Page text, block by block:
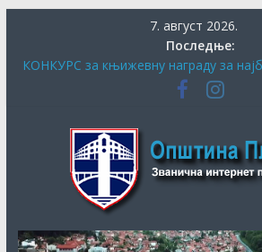
цонтент
7. август 2026.
Последње:
КОНКУРС за књижевну награду за
књигу и за најбољу необјављену
ПЉЕВАЉСКИ ФЕСТИВАЛ КЊИГЕ
СЕКРЕТАРИЈАТ ЗА КУЛТУРУ,
ПИТАЊА ОБЕЗБИЈЕДИО ДОДАТНА
ЈУБИЛАРНУ МАНИФЕСТАЦИЈУ „40.
САТИРЕ ВУКО БЕЗАРЕВИЋ“
ДАНАС ПОЧИЊЕ ПРИЈАВА ЗА
ОБАВЈЕШТЕЊЕ О продужењу рока за
Општина
Пљевља